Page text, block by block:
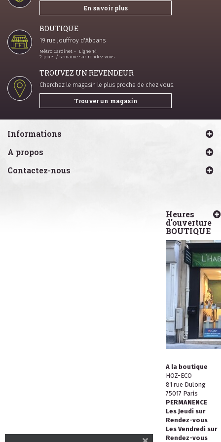
En savoir plus
BOUTIQUE
19 rue Jouffroy d'Abbans
Métro Cardinet - Ligne 14
2 jours / semaine sur rendez vous
TROUVEZ UN REVENDEUR
Cherchez le magasin le plus proche de chez vous.
Trouver un magasin
Informations
A propos
Contactez-nous
Heures
d'ouverture
BOUTIQUE
A la boutique
HOZ-ECO
81 rue Dulong
75017 Paris
PERMANENCE
Les Jeudi sur
Rendez-vous
Les Vendredi sur
Rendez-vous